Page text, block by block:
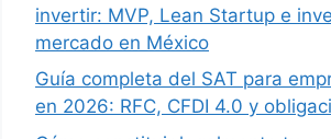
invertir: MVP, Lean Startup e
mercado en México
Guía completa del SAT para
en 2026: RFC, CFDI 4.0 y